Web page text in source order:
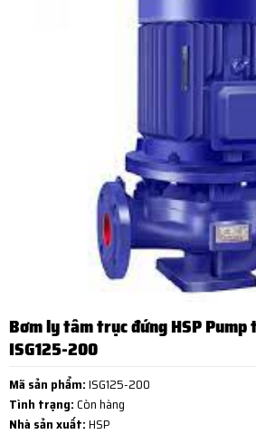
Bơm ly tâm trục đứng HSP
ISG125-200
Mã sản phẩm:ISG125-200
Tình trạng:Còn hàng
Nhà sản xuất:HSP